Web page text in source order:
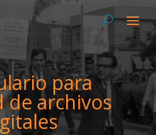
para
de archivos